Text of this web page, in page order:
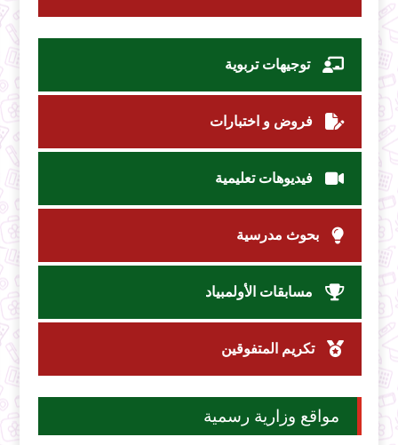
توجيهات تربوية
فروض و اختبارات
فيديوهات تعليمية
بحوث مدرسية
مسابقات الأولمبياد
تكريم المتفوقين
مواقع وزارية رسمية